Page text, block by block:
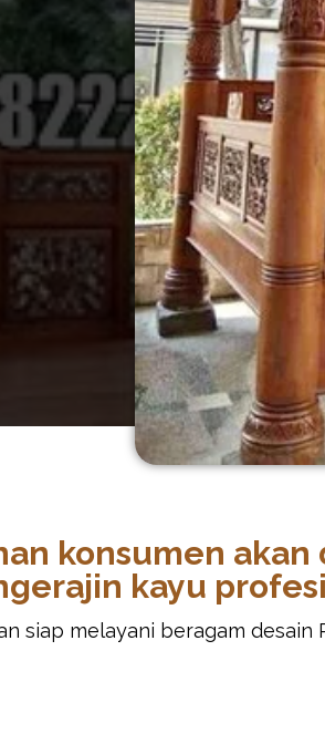
konsumen
kayu
siap melayani beragam